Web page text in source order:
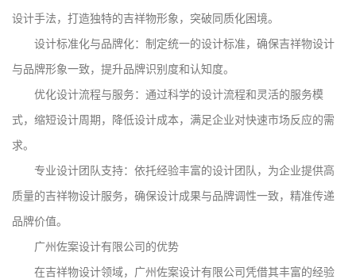
设计手法，打造独特的吉祥物形象，突破同质化困境。
设计标准化与品牌化：制定统一的设计标准，确保吉祥物设计
与品牌形象一致，提升品牌识别度和认知度。
优化设计流程与服务：通过科学的设计流程和灵活的服务模
式，缩短设计周期，降低设计成本，满足企业对快速市场反应的需
求。
专业设计团队支持：依托经验丰富的设计团队，为企业提供高
质量的吉祥物设计服务，确保设计成果与品牌调性一致，精准传递
品牌价值。
广州佐案设计有限公司的优势
在吉祥物设计领域，广州佐案设计有限公司凭借其丰富的经验